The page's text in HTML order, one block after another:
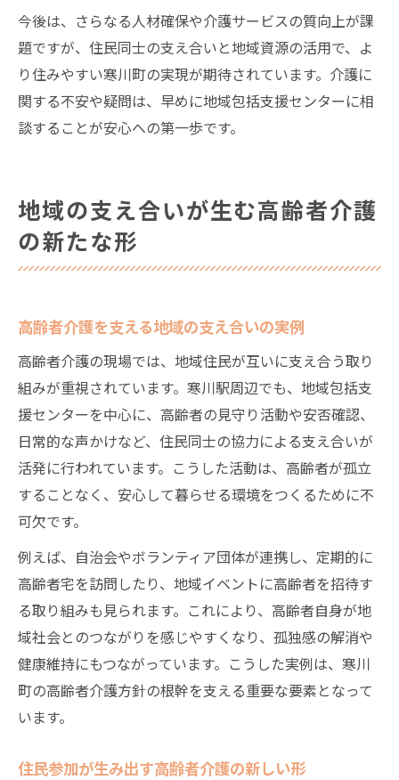
今後は、さらなる人材確保や介護サービスの質向上が課
題ですが、住民同士の支え合いと地域資源の活用で、よ
り住みやすい寒川町の実現が期待されています。介護に
関する不安や疑問は、早めに地域包括支援センターに相
談することが安心への第一歩です。
地域の支え合いが生む高齢者介護
の新たな形
高齢者介護を支える地域の支え合いの実例
高齢者介護の現場では、地域住民が互いに支え合う取り
組みが重視されています。寒川駅周辺でも、地域包括支
援センターを中心に、高齢者の見守り活動や安否確認、
日常的な声かけなど、住民同士の協力による支え合いが
活発に行われています。こうした活動は、高齢者が孤立
することなく、安心して暮らせる環境をつくるために不
可欠です。
例えば、自治会やボランティア団体が連携し、定期的に
高齢者宅を訪問したり、地域イベントに高齢者を招待す
る取り組みも見られます。これにより、高齢者自身が地
域社会とのつながりを感じやすくなり、孤独感の解消や
健康維持にもつながっています。こうした実例は、寒川
町の高齢者介護方針の根幹を支える重要な要素となって
います。
住民参加が生み出す高齢者介護の新しい形